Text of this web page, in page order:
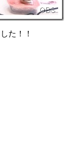
た！！